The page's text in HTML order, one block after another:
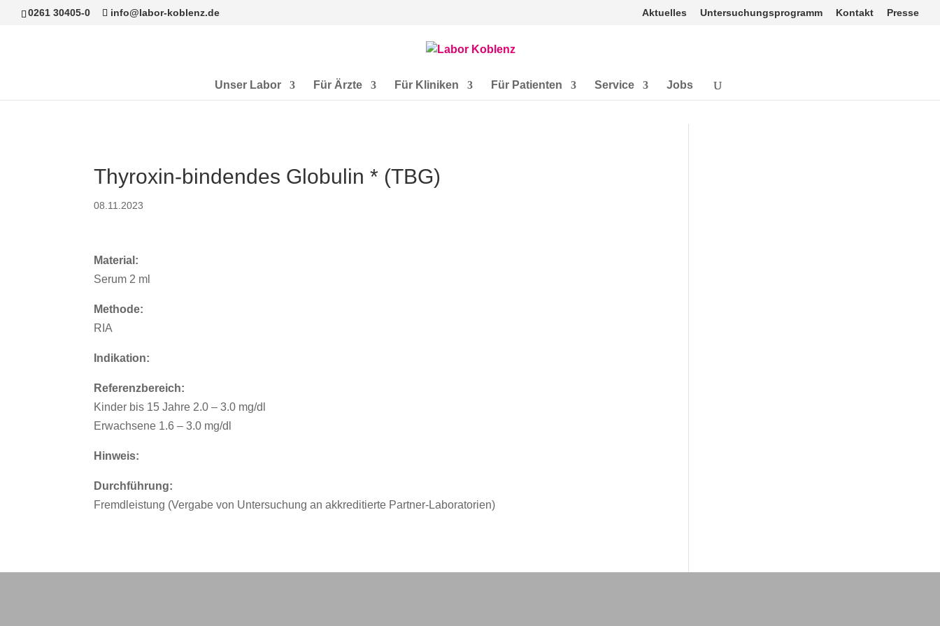
0261 30405-0 info@labor-koblenz.de Aktuelles Untersuchungsprogramm Kontakt Presse
Unser Labor Für Ärzte Für Kliniken Für Patienten Service Jobs
Thyroxin-bindendes Globulin * (TBG)
08.11.2023
Material:
Serum 2 ml
Methode:
RIA
Indikation:
Referenzbereich:
Kinder bis 15 Jahre 2.0 – 3.0 mg/dl
Erwachsene 1.6 – 3.0 mg/dl
Hinweis:
Durchführung:
Fremdleistung (Vergabe von Untersuchung an akkreditierte Partner-Laboratorien)